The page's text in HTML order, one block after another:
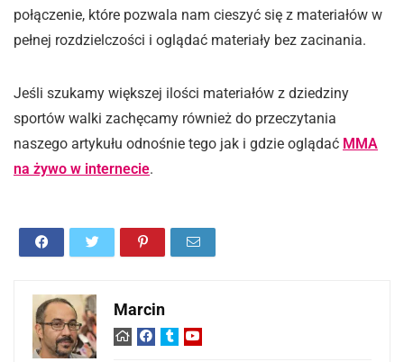
połączenie, które pozwala nam cieszyć się z materiałów w
pełnej rozdzielczości i oglądać materiały bez zacinania.
Jeśli szukamy większej ilości materiałów z dziedziny
sportów walki zachęcamy również do przeczytania
naszego artykułu odnośnie tego jak i gdzie oglądać MMA
na żywo w internecie.
Marcin